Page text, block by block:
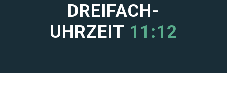
DREIFACH-
UHRZEIT 11:12